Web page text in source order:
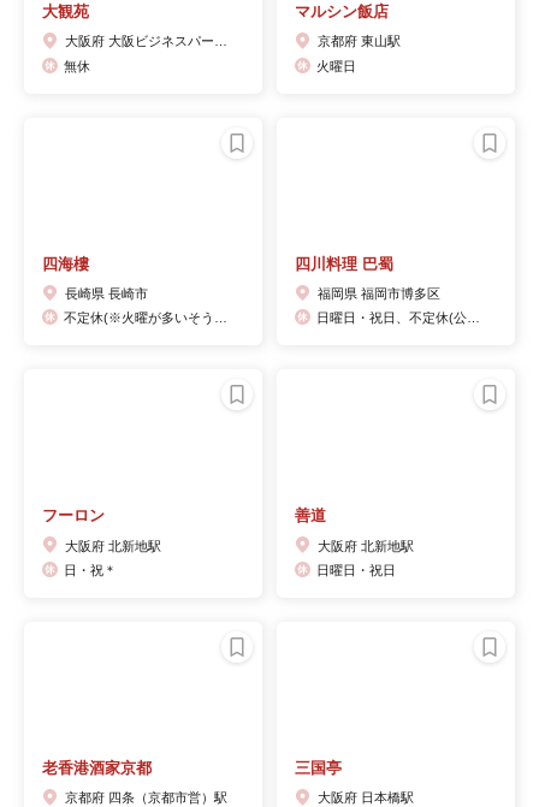
大観苑
無休
マルシン飯店
京都府 東山駅
火曜日
四海樓
長崎県 長崎市
四川料理 巴蜀
福岡県 福岡市博多区
フーロン
大阪府 北新地駅
日・祝＊
善道
大阪府 北新地駅
日曜日・祝日
老香港酒家京都
京都府 四条（京都市営）駅
三国亭
大阪府 日本橋駅